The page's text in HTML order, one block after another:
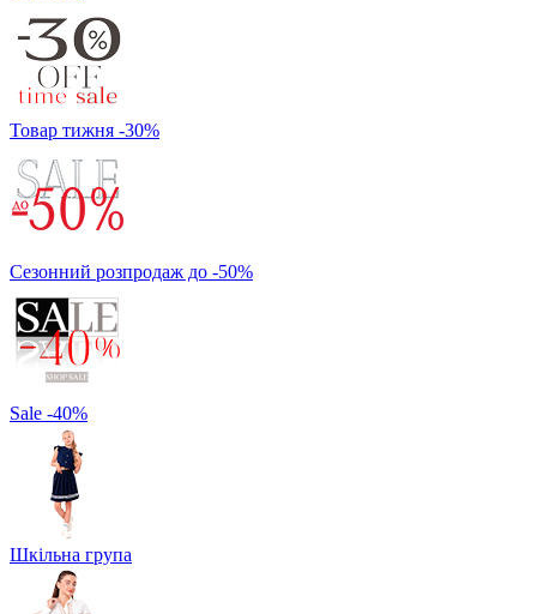
Товар тижня -30%
Сезонний розпродаж до -50%
Sale -40%
Шкільна група